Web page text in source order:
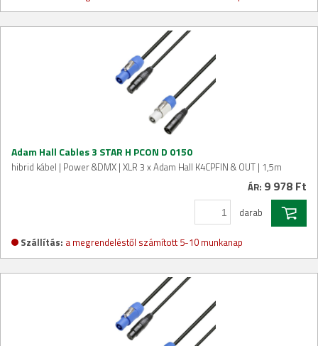
Adam Hall Cables 3 STAR H PCON D 0150
hibrid kábel | Power &DMX | XLR 3 x Adam Hall K4CPFIN & OUT | 1,5m
ÁR: 9 978 Ft
darab
Szállítás: a megrendeléstől számított 5-10 munkanap